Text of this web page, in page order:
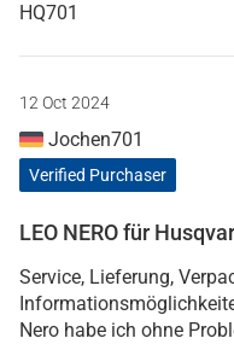
HQ701
12 Oct 2024
Jochen701
Verified Purchaser
LEO NERO für
Service, Lieferung,
Nero habe ich ohne